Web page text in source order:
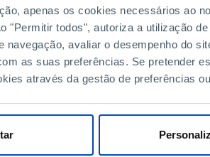
apenas os cookies necessários ao
"Permitir todos", autoriza a utilização
navegação, avaliar o desempenho do
as suas preferências. Se pretender
através da gestão de preferências